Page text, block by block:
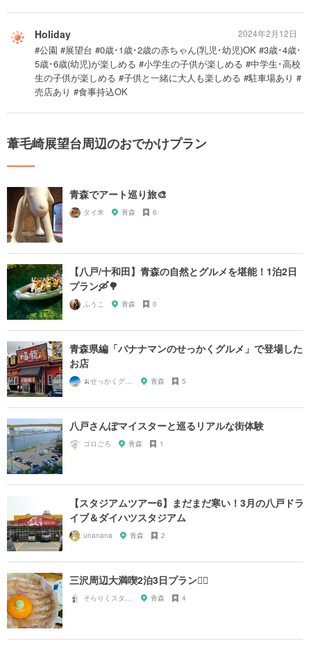
Holiday
#公園 #展望台 #0歳･1歳･2歳の赤ちゃん(乳児･幼児)OK #3歳･4歳･
5歳･6歳(幼児)が楽しめる #小学生の子供が楽しめる #中学生･高校
生の子供が楽しめる #子供と一緒に大人も楽しめる #駐車場あり #
売店あり #食事持込OK
2024年2月12日
葦毛崎展望台周辺のおでかけプラン
青森でアート巡り旅🎨
タイ米 青森 6
【八戸/十和田】青森の自然とグルメを堪能！1泊2日
プラン🛶🌳
ふうこ 青森 0
青森県編「バナナマンのせっかくグルメ」で登場した
お店
🍌せっかくグルメまにあ🍌 青森 5
八戸さんぽマイスターと巡るリアルな街体験
ゴロごろ 青森 1
【スタジアムツアー6】まだまだ寒い！3月の八戸ドラ
イブ＆ダイハツスタジアム
unanana 青森 2
三沢周辺大満喫2泊3日プラン🙆‍♀️
そらりくスタッフ 青森 4